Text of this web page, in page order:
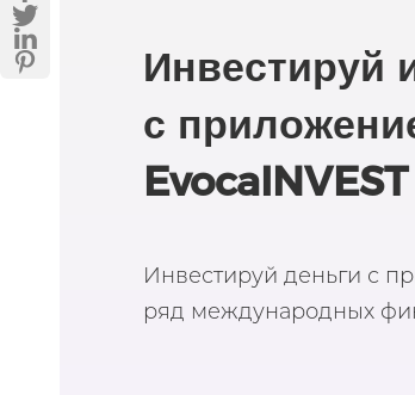
Инвестируй
с
EvocaINVEST
Инвестируй деньги с
ряд международных